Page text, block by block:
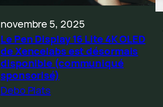
novembre 5, 2025
Le Pen Display 16 Lite 4K OLED
de Xencelabs est désormais
disponible (communiqué
sponsorisé)
Debo Plats